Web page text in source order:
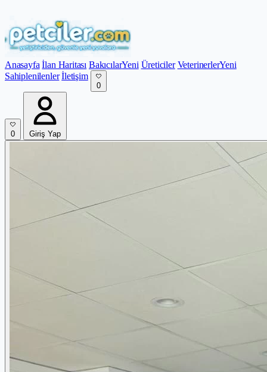
Anasayfa İlan Haritası BakıcılarYeni Üreticiler VeterinerlerYeni
Sahiplenilenler İletişim
0
0 Giriş Yap